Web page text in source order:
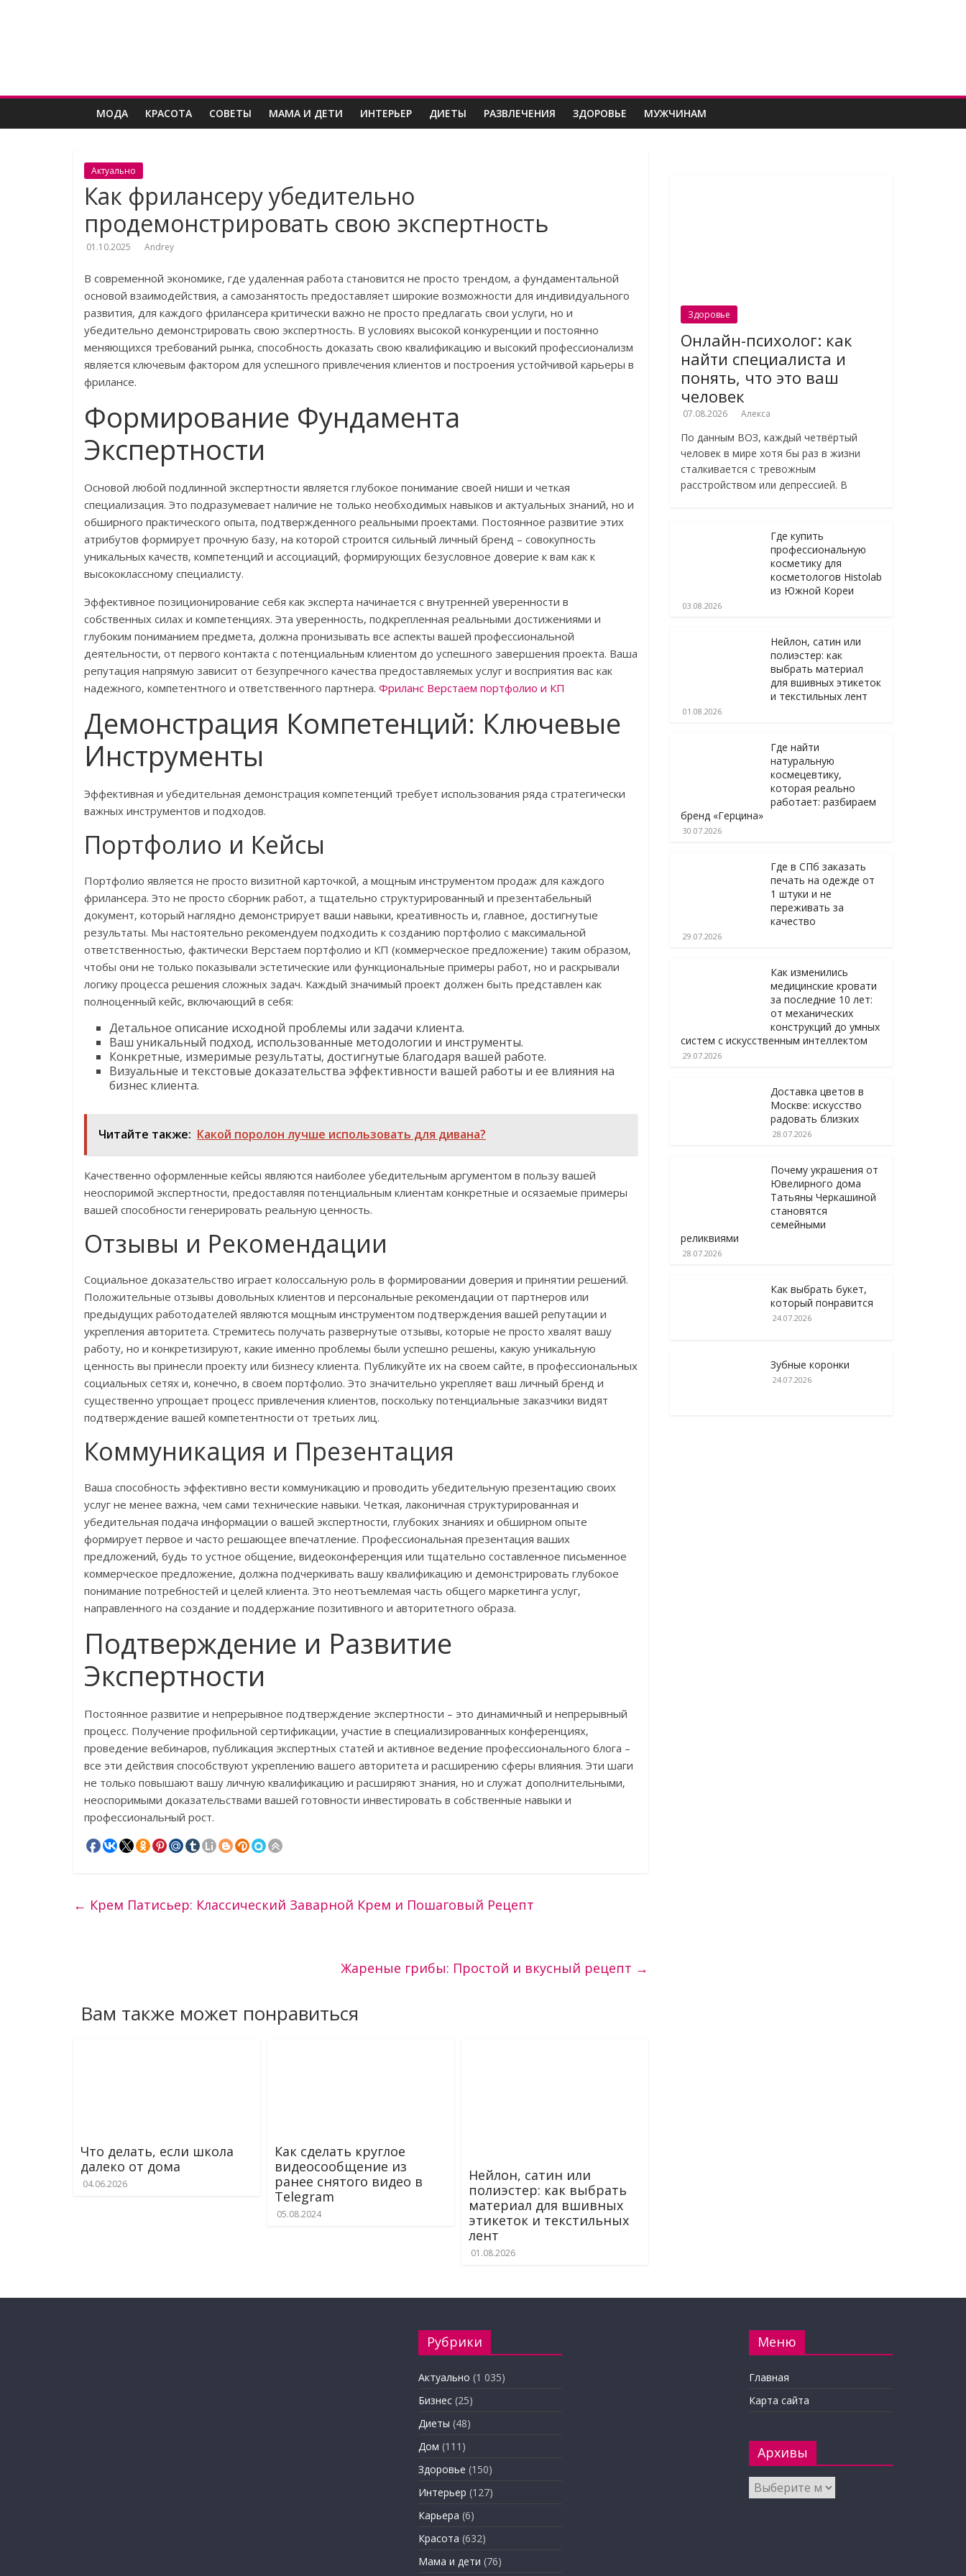
Блог
полезных
женщин
МОДА КРАСОТА СОВЕТЫ МАМА И ДЕТИ ИНТЕРЬЕР ДИЕТЫ РАЗВЛЕЧЕНИЯ ЗДОРОВЬЕ МУЖЧИНАМ
Актуально
Как фрилансеру убедительно
продемонстрировать свою экспертность
01.10.2025 Andrey
В современной экономике‚ где удаленная работа становится не просто трендом‚ а фундаментальной
основой взаимодействия‚ а самозанятость предоставляет широкие возможности для индивидуального
развития‚ для каждого фрилансера критически важно не просто предлагать свои услуги‚ но и
убедительно демонстрировать свою экспертность. В условиях высокой конкуренции и постоянно
меняющихся требований рынка‚ способность доказать свою квалификацию и высокий профессионализм
является ключевым фактором для успешного привлечения клиентов и построения устойчивой карьеры в
фрилансе.
Формирование Фундамента
Экспертности
Основой любой подлинной экспертности является глубокое понимание своей ниши и четкая
специализация. Это подразумевает наличие не только необходимых навыков и актуальных знаний‚ но и
обширного практического опыта‚ подтвержденного реальными проектами. Постоянное развитие этих
атрибутов формирует прочную базу‚ на которой строится сильный личный бренд – совокупность
уникальных качеств‚ компетенций и ассоциаций‚ формирующих безусловное доверие к вам как к
высококлассному специалисту.
Эффективное позиционирование себя как эксперта начинается с внутренней уверенности в
собственных силах и компетенциях. Эта уверенность‚ подкрепленная реальными достижениями и
глубоким пониманием предмета‚ должна пронизывать все аспекты вашей профессиональной
деятельности‚ от первого контакта с потенциальным клиентом до успешного завершения проекта. Ваша
репутация напрямую зависит от безупречного качества предоставляемых услуг и восприятия вас как
надежного‚ компетентного и ответственного партнера. Фриланс Верстаем портфолио и КП
Демонстрация Компетенций: Ключевые
Инструменты
Эффективная и убедительная демонстрация компетенций требует использования ряда стратегически
важных инструментов и подходов.
Портфолио и Кейсы
Портфолио является не просто визитной карточкой‚ а мощным инструментом продаж для каждого
фрилансера. Это не просто сборник работ‚ а тщательно структурированный и презентабельный
документ‚ который наглядно демонстрирует ваши навыки‚ креативность и‚ главное‚ достигнутые
результаты. Мы настоятельно рекомендуем подходить к созданию портфолио с максимальной
ответственностью‚ фактически Верстаем портфолио и КП (коммерческое предложение) таким образом‚
чтобы они не только показывали эстетические или функциональные примеры работ‚ но и раскрывали
логику процесса решения сложных задач. Каждый значимый проект должен быть представлен как
полноценный кейс‚ включающий в себя:
Детальное описание исходной проблемы или задачи клиента.
Ваш уникальный подход‚ использованные методологии и инструменты.
Конкретные‚ измеримые результаты‚ достигнутые благодаря вашей работе.
Визуальные и текстовые доказательства эффективности вашей работы и ее влияния на
бизнес клиента.
Читайте также: Какой поролон лучше использовать для дивана?
Качественно оформленные кейсы являются наиболее убедительным аргументом в пользу вашей
неоспоримой экспертности‚ предоставляя потенциальным клиентам конкретные и осязаемые примеры
вашей способности генерировать реальную ценность.
Отзывы и Рекомендации
Социальное доказательство играет колоссальную роль в формировании доверия и принятии решений.
Положительные отзывы довольных клиентов и персональные рекомендации от партнеров или
предыдущих работодателей являются мощным инструментом подтверждения вашей репутации и
укрепления авторитета. Стремитесь получать развернутые отзывы‚ которые не просто хвалят вашу
работу‚ но и конкретизируют‚ какие именно проблемы были успешно решены‚ какую уникальную
ценность вы принесли проекту или бизнесу клиента. Публикуйте их на своем сайте‚ в профессиональных
социальных сетях и‚ конечно‚ в своем портфолио. Это значительно укрепляет ваш личный бренд и
существенно упрощает процесс привлечения клиентов‚ поскольку потенциальные заказчики видят
подтверждение вашей компетентности от третьих лиц.
Коммуникация и Презентация
Ваша способность эффективно вести коммуникацию и проводить убедительную презентацию своих
услуг не менее важна‚ чем сами технические навыки. Четкая‚ лаконичная структурированная и
убедительная подача информации о вашей экспертности‚ глубоких знаниях и обширном опыте
формирует первое и часто решающее впечатление. Профессиональная презентация ваших
предложений‚ будь то устное общение‚ видеоконференция или тщательно составленное письменное
коммерческое предложение‚ должна подчеркивать вашу квалификацию и демонстрировать глубокое
понимание потребностей и целей клиента. Это неотъемлемая часть общего маркетинга услуг‚
направленного на создание и поддержание позитивного и авторитетного образа.
Подтверждение и Развитие
Экспертности
Постоянное развитие и непрерывное подтверждение экспертности – это динамичный и непрерывный
процесс. Получение профильной сертификации‚ участие в специализированных конференциях‚
проведение вебинаров‚ публикация экспертных статей и активное ведение профессионального блога –
все эти действия способствуют укреплению вашего авторитета и расширению сферы влияния. Эти шаги
не только повышают вашу личную квалификацию и расширяют знания‚ но и служат дополнительными‚
неоспоримыми доказательствами вашей готовности инвестировать в собственные навыки и
профессиональный рост.
← Крем Патисьер: Классический Заварной Крем и Пошаговый Рецепт
Жареные грибы: Простой и вкусный рецепт →
Вам также может понравиться
Что делать, если школа
далеко от дома
04.06.2026
Как сделать круглое
видеосообщение из
ранее снятого видео в
Telegram
05.08.2024
Нейлон, сатин или
полиэстер: как выбрать
материал для вшивных
этикеток и текстильных
лент
01.08.2026
Здоровье
Онлайн-психолог: как
найти специалиста и
понять, что это ваш
человек
07.08.2026 Алекса
По данным ВОЗ, каждый четвёртый
человек в мире хотя бы раз в жизни
сталкивается с тревожным
расстройством или депрессией. В
Где купить
профессиональную
косметику для
косметологов Histolab
из Южной Кореи
03.08.2026
Нейлон, сатин или
полиэстер: как
выбрать материал
для вшивных этикеток
и текстильных лент
01.08.2026
Где найти
натуральную
космецевтику,
которая реально
работает: разбираем
бренд «Герцина»
30.07.2026
Где в СПб заказать
печать на одежде от
1 штуки и не
переживать за
качество
29.07.2026
Как изменились
медицинские кровати
за последние 10 лет:
от механических
конструкций до умных
систем с искусственным интеллектом
29.07.2026
Доставка цветов в
Москве: искусство
радовать близких
28.07.2026
Почему украшения от
Ювелирного дома
Татьяны Черкашиной
становятся
семейными
реликвиями
28.07.2026
Как выбрать букет,
который понравится
24.07.2026
Зубные коронки
24.07.2026
Рубрики
Актуально (1 035)
Бизнес (25)
Диеты (48)
Дом (111)
Здоровье (150)
Интерьер (127)
Карьера (6)
Красота (632)
Мама и дети (76)
Меню
Главная
Карта сайта
Архивы
Архивы